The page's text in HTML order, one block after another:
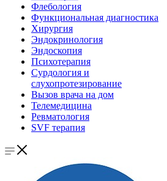
Флебология
Функциональная диагностика
Хирургия
Эндокринология
Эндоскопия
Психотерапия
Сурдология и
слухопротезирование
Вызов врача на дом
Телемедицина
Ревматология
SVF терапия